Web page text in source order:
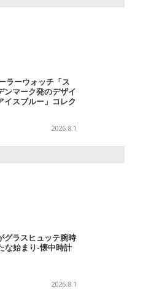
ラーウォッチ「ス
ンマーク発のデザイ
イスブルー」コレク
2026.8.1
グラスヒュッテ腕時
な始まり-懐中時計
2026.8.1